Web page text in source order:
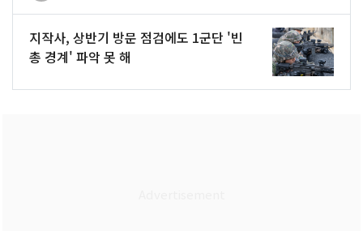
지작사, 상반기 방문 점검에도 1군단 '빈
총 경계' 파악 못 해